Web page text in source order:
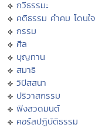
กวีธรรมะ
คติธรรม คำคม โดนใจ
กรรม
ศีล
บุญทาน
สมาธิ
วิปัสสนา
ปริวาสกรรม
ฟังสวดมนต์
คอร์สปฏิบัติธรรม